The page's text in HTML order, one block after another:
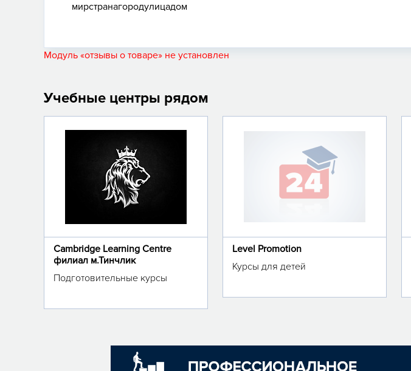
мирстранагородулицадом
Модуль «отзывы о товаре» не установлен
Учебные центры рядом
Cambridge Learning Centre
филиал м.Тинчлик
Подготовительные курсы
Level Promotion
Курсы для детей